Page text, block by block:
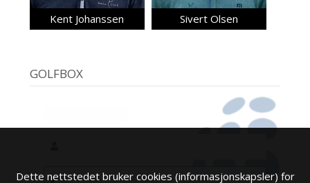
Kent Johanssen Sivert Olsen
GOLFBOX
Dette nettstedet bruker cookies (informasjonskapsler) for